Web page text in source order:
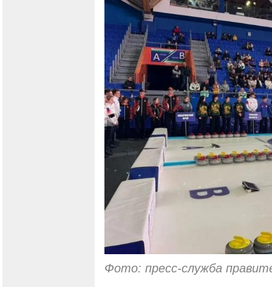
Фото: пресс-служба